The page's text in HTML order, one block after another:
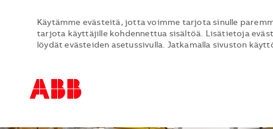
Käytämme evästeitä, jotta voimme tarjota sinulle
tarjota käyttäjille kohdennettua sisältöä. Lisätietoja
löydät evästeiden asetussivulla. Jatkamalla sivuston